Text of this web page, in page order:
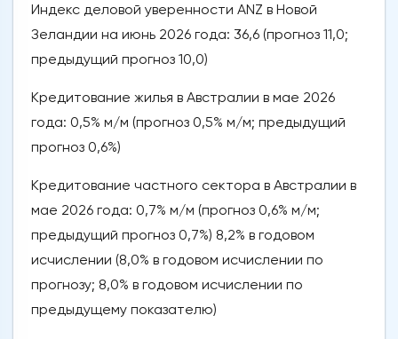
Индекс деловой уверенности ANZ в Новой
Зеландии на июнь 2026 года: 36,6 (прогноз 11,0;
предыдущий прогноз 10,0)
Кредитование жилья в Австралии в мае 2026
года: 0,5% м/м (прогноз 0,5% м/м; предыдущий
прогноз 0,6%)
Кредитование частного сектора в Австралии в
мае 2026 года: 0,7% м/м (прогноз 0,6% м/м;
предыдущий прогноз 0,7%) 8,2% в годовом
исчислении (8,0% в годовом исчислении по
прогнозу; 8,0% в годовом исчислении по
предыдущему показателю)